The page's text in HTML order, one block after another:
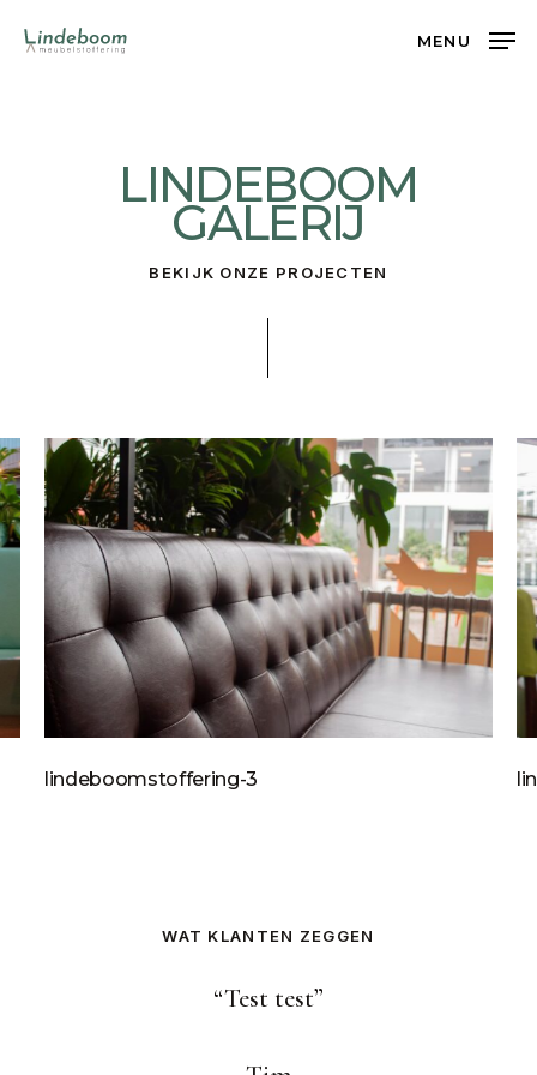
MENU
LINDEBOOM
GALERIJ
BEKIJK ONZE PROJECTEN
lindeboomstoffering-3
WAT KLANTEN ZEGGEN
“Test test”